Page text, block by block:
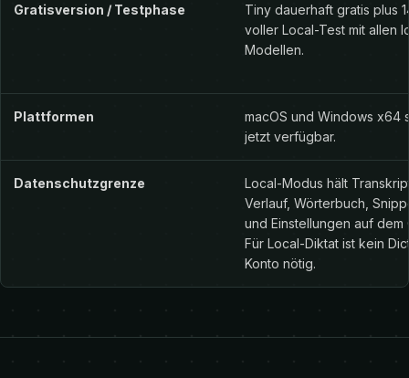
Gratisversion / Testphase
Tiny dauerhaft gratis plus
voller Local-Test mit allen
Modellen.
Plattformen
macOS und Windows x64
jetzt verfügbar.
Datenschutzgrenze
Local-Modus hält
Verlauf, Wörterbuch,
und Einstellungen auf dem
Für Local-Diktat ist kein
Konto nötig.